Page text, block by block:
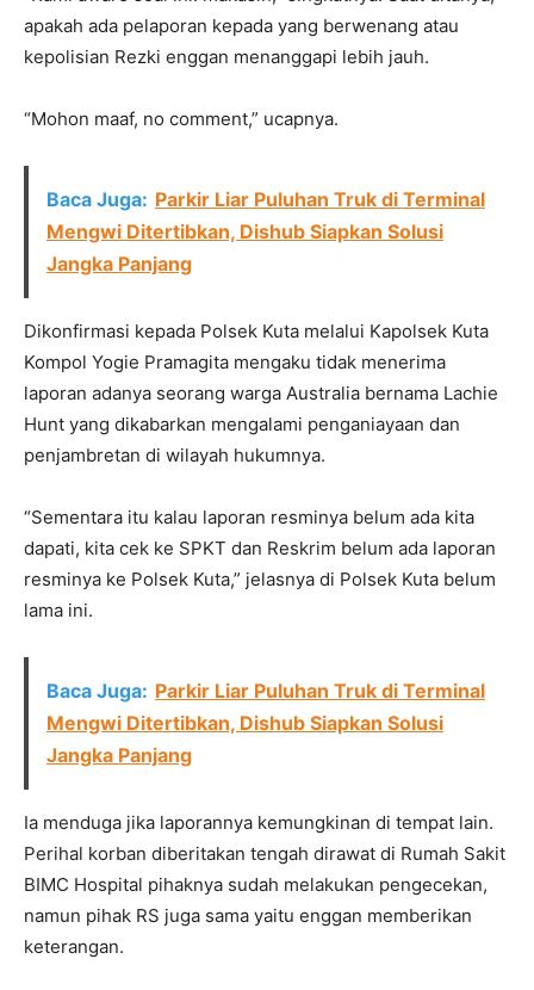
apakah ada pelaporan kepada yang berwenang atau
kepolisian Rezki enggan menanggapi lebih jauh.
“Mohon maaf, no comment,” ucapnya.
Baca Juga: Parkir Liar Puluhan Truk di Terminal
Mengwi Ditertibkan, Dishub Siapkan Solusi
Jangka Panjang
Dikonfirmasi kepada Polsek Kuta melalui Kapolsek Kuta
Kompol Yogie Pramagita mengaku tidak menerima
laporan adanya seorang warga Australia bernama Lachie
Hunt yang dikabarkan mengalami penganiayaan dan
penjambretan di wilayah hukumnya.
“Sementara itu kalau laporan resminya belum ada kita
dapati, kita cek ke SPKT dan Reskrim belum ada laporan
resminya ke Polsek Kuta,” jelasnya di Polsek Kuta belum
lama ini.
Baca Juga: Parkir Liar Puluhan Truk di Terminal
Mengwi Ditertibkan, Dishub Siapkan Solusi
Jangka Panjang
Ia menduga jika laporannya kemungkinan di tempat lain.
Perihal korban diberitakan tengah dirawat di Rumah Sakit
BIMC Hospital pihaknya sudah melakukan pengecekan,
namun pihak RS juga sama yaitu enggan memberikan
keterangan.